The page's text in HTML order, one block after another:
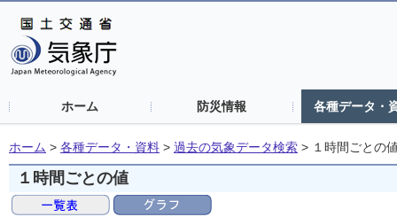
ホーム 防災情報 各種データ・
ホーム > 各種データ・資料 > 過去の気象データ検索 > １時間ごとの
１時間ごとの値